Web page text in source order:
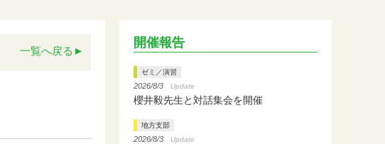
一覧へ戻る
開催報告
ゼミ／演習
2026/8/3 Update
櫻井毅先生と対話集会を開催
地方支部
2026/8/3 Update